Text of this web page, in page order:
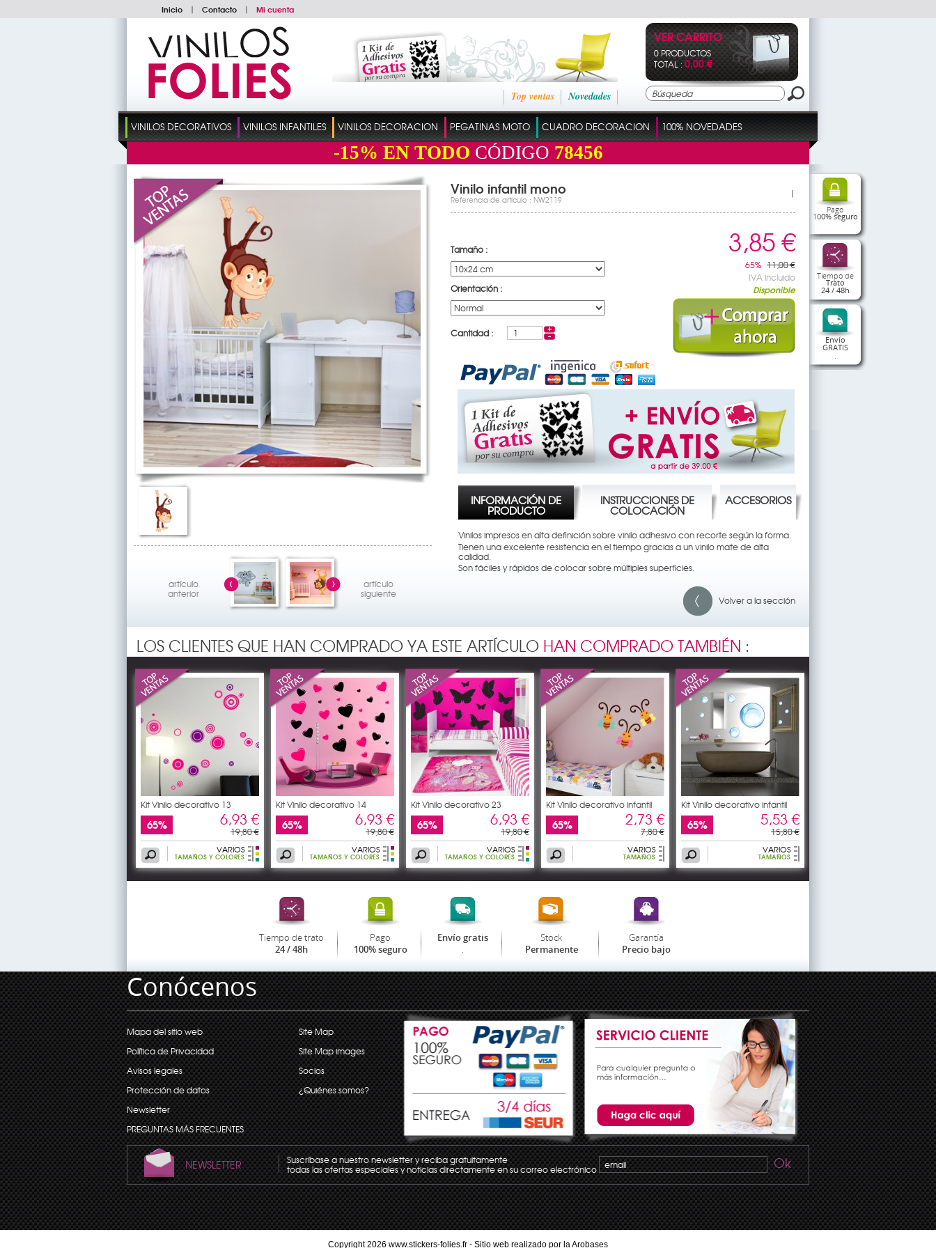
Inicio | Contacto | Mi cuenta
Novedades
Top ventas
VER CARRITO
0 PRODUCTOS
TOTAL :0,00 €
VINILOS DECORATIVOS VINILOS INFANTILES VINILOS DECORACION PEGATINAS MOTO CUADRO DECORACION 100% NOVEDADES
-15% EN TODO CÓDIGO 78456
Pago
100% seguro
Tiempo de
Trato
24 / 48h
Envío
GRATIS
artículo
anterior
artículo
siguiente
Vinilo infantil mono
Referencia de artículo : NW2119
|
Tamaño :
Orientación :
Cantidad :
3,85 €
65% 11,00 €
IVA incluido
Disponible
INFORMACIÓN DE
PRODUCTO
INSTRUCCIONES DE
COLOCACIÓN
ACCESORIOS
Vinilos impresos en alta definición sobre vinilo adhesivo con recorte según la forma.
Tienen una excelente resistencia en el tiempo gracias a un vinilo mate de alta
calidad.
Son fáciles y rápidos de colocar sobre múltiples superficies.
Volver a la sección
LOS CLIENTES QUE HAN COMPRADO YA ESTE ARTÍCULO HAN COMPRADO TAMBIÉN :
Kit Vinilo decorativo 13
65% 6,93 €
19,80 €
VARIOS
TAMAÑOS Y COLORES
Kit Vinilo decorativo 14
65% 6,93 €
19,80 €
VARIOS
TAMAÑOS Y COLORES
Kit Vinilo decorativo 23
65% 6,93 €
19,80 €
VARIOS
TAMAÑOS Y COLORES
Kit Vinilo decorativo infantil
65% 2,73 €
7,80 €
VARIOS
TAMAÑOS
Kit Vinilo decorativo infantil
65% 5,53 €
15,80 €
VARIOS
TAMAÑOS
Tiempo de trato
24 / 48h
Pago
100% seguro
Envío gratis
.
Stock
Permanente
Garantía
Precio bajo
Conócenos
Mapa del sitio web
Política de Privacidad
Avisos legales
Protección de datos
Newsletter
PREGUNTAS MÁS FRECUENTES
Site Map
Site Map images
Socios
¿Quiénes somos?
NEWSLETTER Suscríbase a nuestro newsletter y reciba gratuitamente
todas las ofertas especiales y noticias directamente en su correo electrónico Ok
Copyright 2026 www.stickers-folies.fr - Sitio web realizado por laArobases